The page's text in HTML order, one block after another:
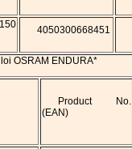
4050300668451
OSRAM ENDURA*
Product No.
(EAN)